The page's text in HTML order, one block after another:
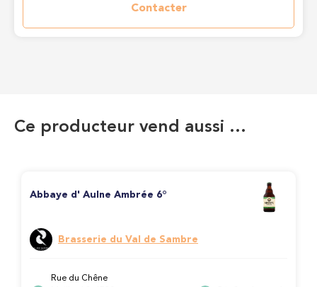
Contacter
Ce producteur vend aussi …
Abbaye d' Aulne Ambrée 6°
Brasserie du Val de Sambre
Rue du Chêne